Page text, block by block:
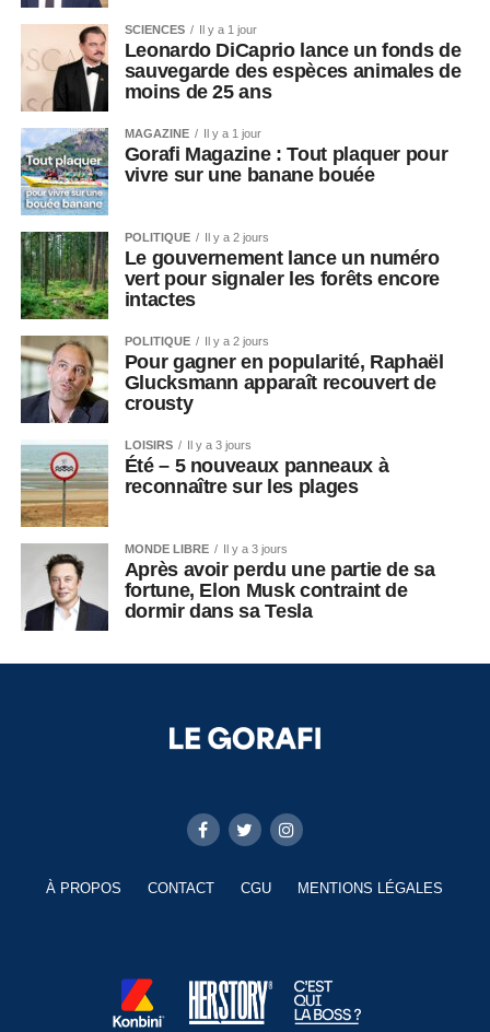
SCIENCES Il y a 1 jour
Leonardo DiCaprio lance un fonds de
sauvegarde des espèces animales de
moins de 25 ans
MAGAZINE Il y a 1 jour
Gorafi Magazine : Tout plaquer pour
vivre sur une banane bouée
POLITIQUE Il y a 2 jours
Le gouvernement lance un numéro
vert pour signaler les forêts encore
intactes
POLITIQUE Il y a 2 jours
Pour gagner en popularité, Raphaël
Glucksmann apparaît recouvert de
crousty
LOISIRS Il y a 3 jours
Été – 5 nouveaux panneaux à
reconnaître sur les plages
MONDE LIBRE Il y a 3 jours
Après avoir perdu une partie de sa
fortune, Elon Musk contraint de
dormir dans sa Tesla
À PROPOS CONTACT CGU MENTIONS LÉGALES